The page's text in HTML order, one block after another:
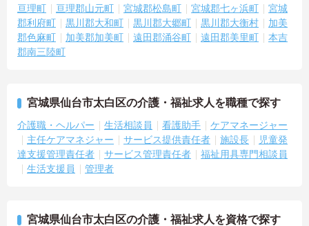
亘理町
亘理郡山元町 宮城郡松島町 宮城郡七ヶ浜町
宮城
郡利府町
黒川郡大和町 黒川郡大郷町 黒川郡大衡村
加美
郡色麻町
加美郡加美町 遠田郡涌谷町 遠田郡美里町
本吉
郡南三陸町
宮城県仙台市太白区の介護・福祉求人を職種で探す
介護職・ヘルパー 生活相談員 看護助手
ケアマネージャー
主任ケアマネジャー
サービス提供責任者 施設長
児童発
達支援管理責任者
サービス管理責任者
福祉用具専門相談員
生活支援員
管理者
宮城県仙台市太白区の介護・福祉求人を資格で探す